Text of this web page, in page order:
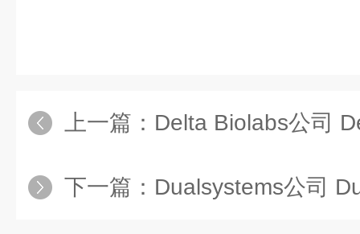
上一篇： Delta Biolabs公司
下一篇： Dualsystems公司